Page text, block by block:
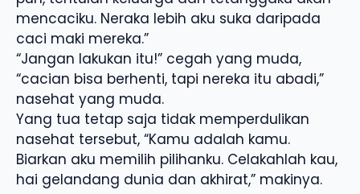
mencaciku. Neraka lebih aku suka daripada
caci maki mereka.”
“Jangan lakukan itu!” cegah yang muda,
“cacian bisa berhenti, tapi nereka itu abadi,”
nasehat yang muda.
Yang tua tetap saja tidak memperdulikan
nasehat tersebut, “Kamu adalah kamu.
Biarkan aku memilih pilihanku. Celakahlah kau,
hai gelandang dunia dan akhirat,” makinya.